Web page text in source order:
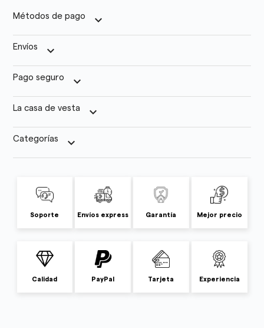
Métodos de pago keyboard_arrow_down
Envíos keyboard_arrow_down
Pago seguro keyboard_arrow_down
La casa de vesta keyboard_arrow_down
Categorías keyboard_arrow_down
Soporte Envíos express Garantía Mejor precio
Calidad PayPal Tarjeta Experiencia